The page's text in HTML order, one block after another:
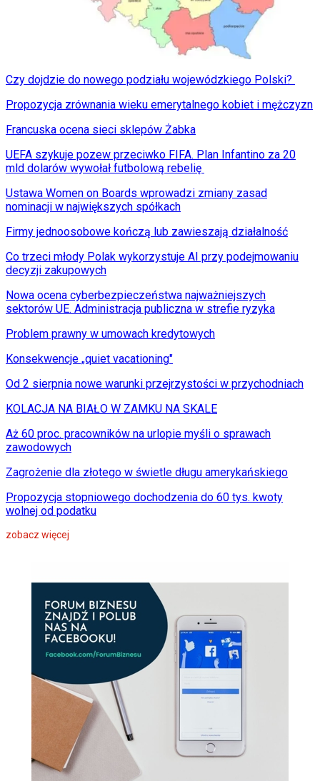
Czy dojdzie do nowego podziału wojewódzkiego Polski?
Propozycja zrównania wieku emerytalnego kobiet i mężczyzn
Francuska ocena sieci sklepów Żabka
UEFA szykuje pozew przeciwko FIFA. Plan Infantino za 20
mld dolarów wywołał futbolową rebelię
Ustawa Women on Boards wprowadzi zmiany zasad
nominacji w największych spółkach
Firmy jednoosobowe kończą lub zawieszają działalność
Co trzeci młody Polak wykorzystuje AI przy podejmowaniu
decyzji zakupowych
Nowa ocena cyberbezpieczeństwa najważniejszych
sektorów UE. Administracja publiczna w strefie ryzyka
Problem prawny w umowach kredytowych
Konsekwencje „quiet vacationing"
Od 2 sierpnia nowe warunki przejrzystości w przychodniach
KOLACJA NA BIAŁO W ZAMKU NA SKALE
Aż 60 proc. pracowników na urlopie myśli o sprawach
zawodowych
Zagrożenie dla złotego w świetle długu amerykańskiego
Propozycja stopniowego dochodzenia do 60 tys. kwoty
wolnej od podatku
zobacz więcej